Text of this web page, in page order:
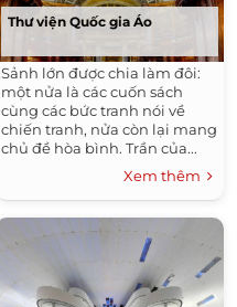
Thư viện Quốc gia Áo
Sảnh lớn được chia làm đôi:
một nửa là các cuốn sách
cùng các bức tranh nói về
chiến tranh, nửa còn lại mang
chủ đề hòa bình. Trần của...
Xem thêm